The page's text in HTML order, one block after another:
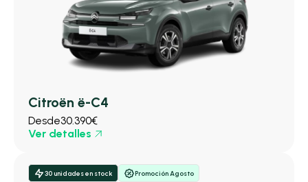
Citroën ë-C4
Desde30.390€
Ver detalles
30 unidades en stock Promoción Agosto